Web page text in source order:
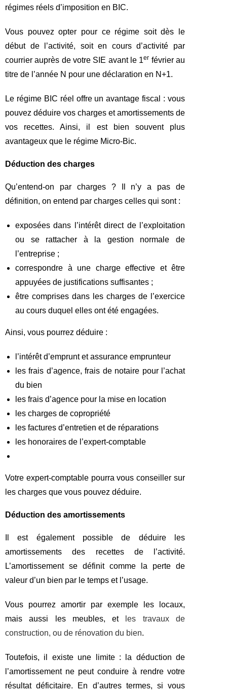
régimes réels d’imposition en BIC.
Vous pouvez opter pour ce régime soit dès le
début de l’activité, soit en cours d’activité par
courrier auprès de votre SIE avant le 1er février au
titre de l’année N pour une déclaration en N+1.
Le régime BIC réel offre un avantage fiscal : vous
pouvez déduire vos charges et amortissements de
vos recettes. Ainsi, il est bien souvent plus
avantageux que le régime Micro-Bic.
Déduction des charges
Qu’entend-on par charges ? Il n’y a pas de
définition, on entend par charges celles qui sont :
exposées dans l’intérêt direct de l’exploitation
ou se rattacher à la gestion normale de
l’entreprise ;
correspondre à une charge effective et être
appuyées de justifications suffisantes ;
être comprises dans les charges de l’exercice
au cours duquel elles ont été engagées.
Ainsi, vous pourrez déduire :
l’intérêt d’emprunt et assurance emprunteur
les frais d’agence, frais de notaire pour l’achat
du bien
les frais d’agence pour la mise en location
les charges de copropriété
les factures d’entretien et de réparations
les honoraires de l’expert-comptable
Votre expert-comptable pourra vous conseiller sur
les charges que vous pouvez déduire.
Déduction des amortissements
Il est également possible de déduire les
amortissements des recettes de l’activité.
L’amortissement se définit comme la perte de
valeur d’un bien par le temps et l’usage.
Vous pourrez amortir par exemple les locaux,
mais aussi les meubles, et
les travaux de
construction, ou de rénovation du bien.
Toutefois, il existe une limite : la déduction de
l’amortissement ne peut conduire à rendre votre
résultat déficitaire. En d’autres termes, si vous